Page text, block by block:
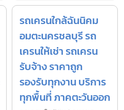
รถเครนใกล้ฉันนิคม
อมตะนครชลบุรี รถ
เครนให้เช่า รถเครน
รับจ้าง ราคาถูก
รองรับทุกงาน บริการ
ทุกพื้นที่ ภาคตะวันออก